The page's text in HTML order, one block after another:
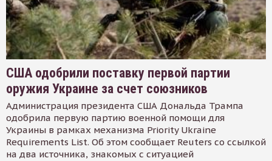
США одобрили поставку первой партии
оружия Украине за счет союзников
Администрация президента США Дональда Трампа
одобрила первую партию военной помощи для
Украины в рамках механизма Priority Ukraine
Requirements List. Об этом сообщает Reuters со ссылкой
на два источника, знакомых с ситуацией